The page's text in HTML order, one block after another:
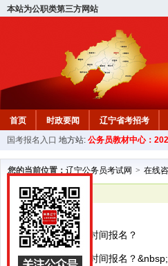
本站为公职类第三方网站
首页 时政要闻 辽宁省考招考
教材中心
国考报名入口 地方站: 公务员教材中心：
您的当前位置： 辽宁公务员考试网 > 在线
已解决
锦州公务员
2024年国考什么时间报名？
2024年国考什么时间报名？